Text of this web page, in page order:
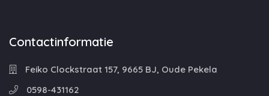
Contactinformatie
Feiko Clockstraat 157, 9665 BJ, Oude Pekela
0598-431162